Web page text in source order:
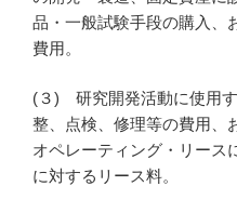
品・一般試験手段の購入、
費用。
(３) 研究開発活動に使用
整、点検、修理等の費用、
オペレーティング・リース
に対するリース料。